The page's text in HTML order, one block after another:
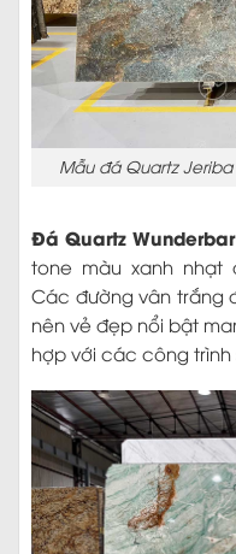
Mẫu đá Quartz
Đá Quartz Wunderbar
tone màu xanh nhạt
Các đường vân trắng
nên vẻ đẹp nổi bật
hợp với các công